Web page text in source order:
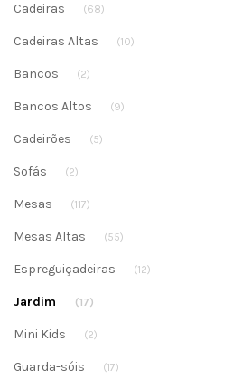
Cadeiras (68)
Cadeiras Altas (10)
Bancos (2)
Bancos Altos (9)
Cadeirões (5)
Sofás (2)
Mesas (117)
Mesas Altas (55)
Espreguiçadeiras (12)
Jardim (17)
Mini Kids (2)
Guarda-sóis (17)